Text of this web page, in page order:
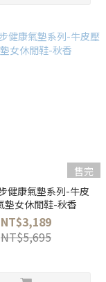
售完
健康氣墊系列-牛皮
墊女休閒鞋-秋香
NT$3,189
NT$5,695